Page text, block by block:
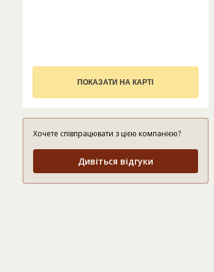
ПОКАЗАТИ НА КАРТІ
Хочете співпрацювати з цією компанією?
Дивіться відгуки